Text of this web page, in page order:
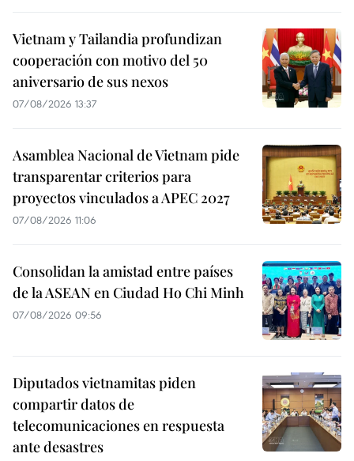
Vietnam y Tailandia profundizan
cooperación con motivo del 50
aniversario de sus nexos
07/08/2026 13:37
Asamblea Nacional de Vietnam pide
transparentar criterios para
proyectos vinculados a APEC 2027
07/08/2026 11:06
Consolidan la amistad entre países
de la ASEAN en Ciudad Ho Chi Minh
07/08/2026 09:56
Diputados vietnamitas piden
compartir datos de
telecomunicaciones en respuesta
ante desastres